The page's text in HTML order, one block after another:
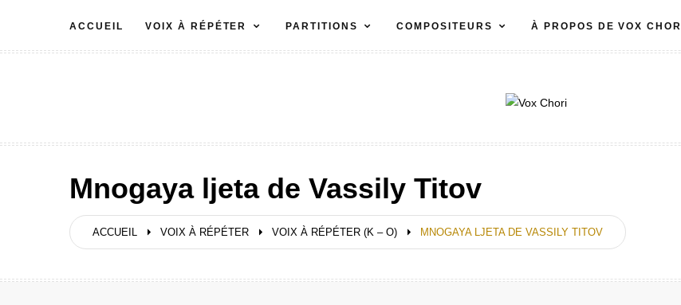
contenu
ACCUEIL VOIX À RÉPÉTER PARTITIONS COMPOSITEURS À PROPOS DE VOX CHORI
ACCUEIL VOIX À RÉPÉTER VOIX À RÉPÉTER (K – O) MNOGAYA LJETA DE VASSILY TITOV
Mnogaya ljeta de Vassily Titov